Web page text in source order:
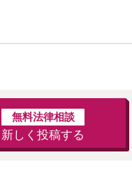
無料法律相談
新しく投稿する